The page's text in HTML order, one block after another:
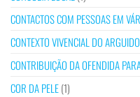
CONTACTOS COM PESSOAS EM
CONTEXTO VIVENCIAL DO
CONTRIBUIÇÃO DA OFENDIDA
COR DA PELE(1)